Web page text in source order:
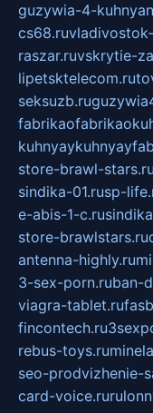
guzywia-4-
cs68.ru
raszar.ruvskrytie-
lipetsktelecom.ru
seksuzb.ru
store-brawl-stars.ru
sindika-01.rusp-
e-abis-1-c.ru
store-brawlstars.ru
antenna-highly.ru
3-sex-porn.ruban-
viagra-tablet.ru
fincontech.ru
rebus-toys.ru
seo-prodvizhenie-
card-voice.ru